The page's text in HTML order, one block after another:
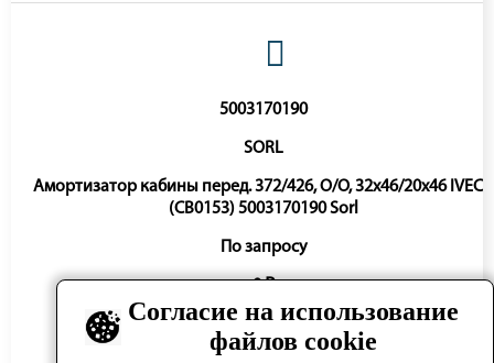
5003170190
SORL
Амортизатор кабины перед. 372/426, O/O, 32x46/20x46 IVECO
(CB0153) 5003170190 Sorl
По запросу
0 ₽
Нет в наличии
Согласие на использование
файлов cookie